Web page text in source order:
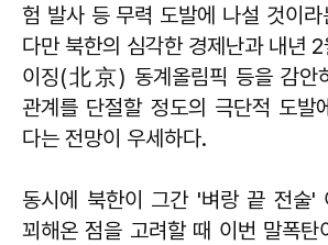
험 발사 등 무력 도발에 나설 것이
다만 북한의 심각한 경제난과 내년
이징(北京) 동계올림픽 등을 감안
관계를 단절할 정도의 극단적 도발
다는 전망이 우세하다.
동시에 북한이 그간 '벼랑 끝 전술'
꾀해온 점을 고려할 때 이번 말폭탄